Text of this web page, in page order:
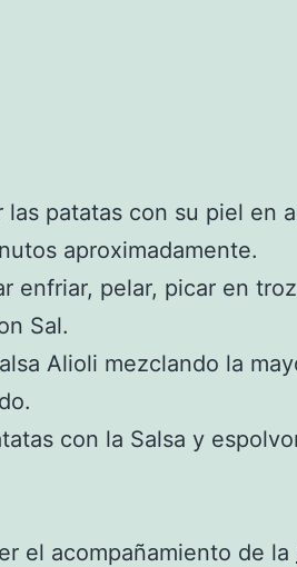
las patatas con su piel en
aproximadamente.
enfriar, pelar, picar en
Sal.
Alioli mezclando la
con la Salsa y
el acompañamiento de la